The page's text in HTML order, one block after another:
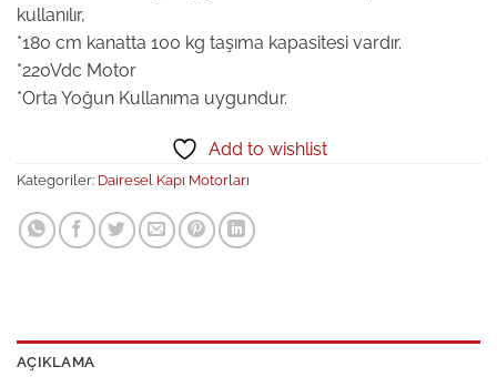
kullanılır,
*180 cm kanatta 100 kg taşıma kapasitesi vardır.
*220Vdc Motor
*Orta Yoğun Kullanıma uygundur.
Add to wishlist
Kategoriler: Dairesel Kapı Motorları
AÇIKLAMA